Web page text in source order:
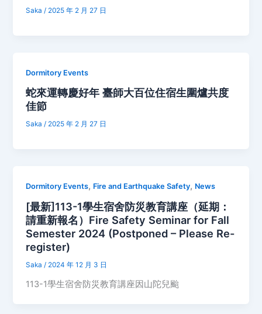
Saka/ 2025 年 2 月 27 日
Dormitory Events
蛇來運轉慶好年 臺師大百位住宿生圍爐共度
佳節
Saka/ 2025 年 2 月 27 日
Dormitory Events, Fire and Earthquake Safety, News
[最新]113-1學生宿舍防災教育講座（延期：
請重新報名）Fire Safety Seminar for Fall
Semester 2024 (Postponed – Please Re-
register)
Saka / 2024 年 12 月 3 日
113-1學生宿舍防災教育講座因山陀兒颱